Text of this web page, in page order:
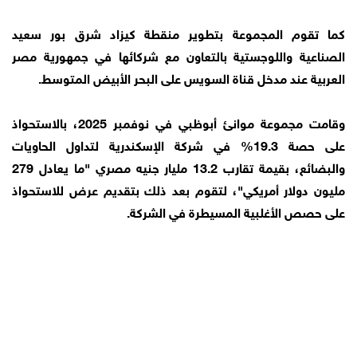
كما تقوم المجموعة بتطوير منقطة كيزاد شرق بور سعيد
الصناعية واللوجستية بالتعاون مع شركائها في جمهورية مصر
العربية عند مدخل قناة السويس على البحر الأبيض المتوسط.
وقامت مجموعة موانئ أبوظبي في نوفمبر 2025، بالاستحواذ
على حصة 19.3% في شركة الإسكندرية لتداول الحاويات
والبضائع، بقيمة تقارب 13.2 مليار جنيه مصري "ما يعادل 279
مليون دولار أمريكي"، لتقوم بعد ذلك بتقديم عرض للاستحواذ
على حصص الأغلبية المسيطرة في الشركة.